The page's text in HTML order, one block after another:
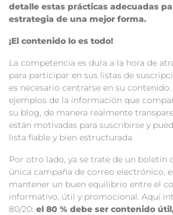
detalle estas prácticas adecuadas
estrategia de una mejor forma.
¡El contenido lo es todo!
La competencia es dura a la hora de
para participar en sus listas de
es necesario centrarse en su
ejemplos de la información que
su blog, de manera realmente
están motivadas para suscribirse y
lista fiable y bien estructurada.
Por otro lado, ya se trate de un boletín
única campaña de correo electrónico,
mantener un buen equilibrio entre el
informativo, útil y promocional. Aquí
80/20: el 80 % debe ser contenido